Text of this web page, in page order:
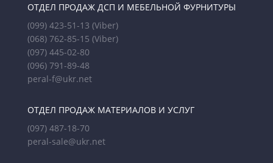
ОТДЕЛ ПРОДАЖ ДСП И МЕБЕЛЬНОЙ ФУРНИТУРЫ
(099) 423-51-13 (Viber)
(068) 762-85-15 (Viber)
(097) 445-02-80
(096) 791-89-48
peral-f@ukr.net
ОТДЕЛ ПРОДАЖ МАТЕРИАЛОВ И УСЛУГ
(097) 487-18-70
peral-sale@ukr.net